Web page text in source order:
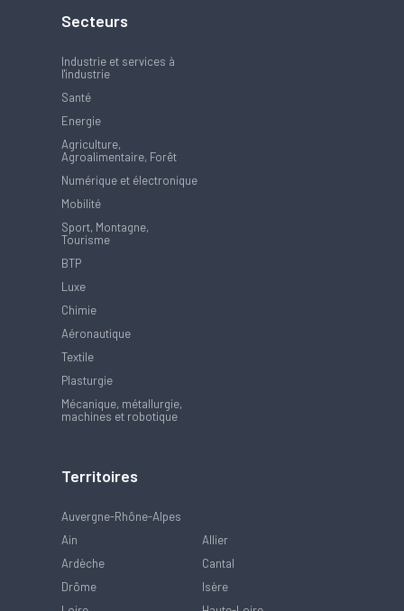
Secteurs
Industrie et services à
l'industrie
Santé
Energie
Agriculture,
Agroalimentaire, Forêt
Numérique et électronique
Mobilité
Sport, Montagne,
Tourisme
BTP
Luxe
Chimie
Aéronautique
Textile
Plasturgie
Mécanique, métallurgie,
machines et robotique
Territoires
Auvergne-Rhône-Alpes
Ain
Allier
Ardèche
Cantal
Drôme
Isère